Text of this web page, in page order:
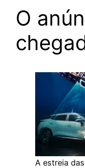
O
A estreia